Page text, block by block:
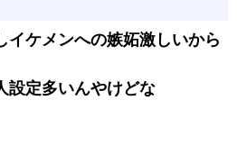
イケメンへの嫉妬激しいから
設定多いんやけどな